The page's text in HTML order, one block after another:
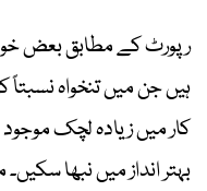
رپورٹ کے مطابق بعض
ہیں جن میں تنخواہ نسبتاً
کار میں زیادہ لچک موجود
بہتر انداز میں نبھا